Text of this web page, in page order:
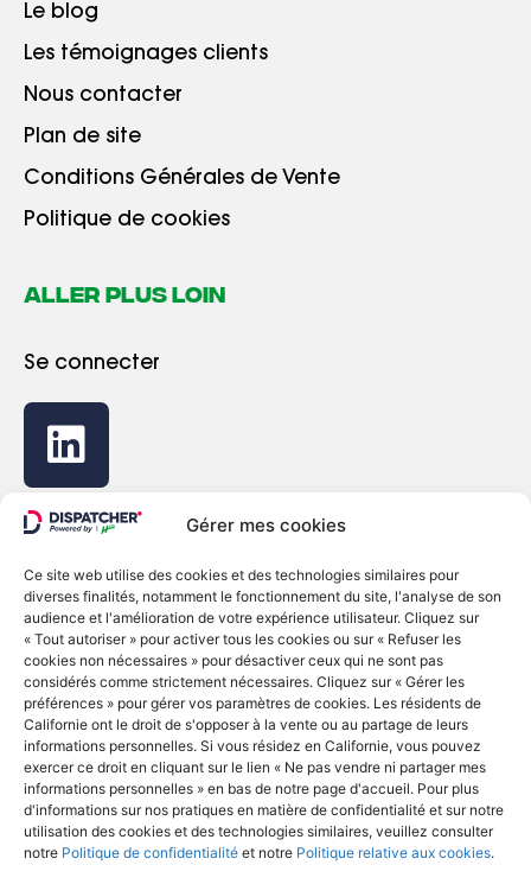
Gérer mes cookies
Ce site web utilise des cookies et des technologies similaires pour
diverses finalités, notamment le fonctionnement du site, l'analyse de son
audience et l'amélioration de votre expérience utilisateur. Cliquez sur
« Tout autoriser » pour activer tous les cookies ou sur « Refuser les
cookies non nécessaires » pour désactiver ceux qui ne sont pas
considérés comme strictement nécessaires. Cliquez sur « Gérer les
préférences » pour gérer vos paramètres de cookies. Les résidents de
Californie ont le droit de s'opposer à la vente ou au partage de leurs
informations personnelles. Si vous résidez en Californie, vous pouvez
exercer ce droit en cliquant sur le lien « Ne pas vendre ni partager mes
informations personnelles » en bas de notre page d'accueil. Pour plus
d'informations sur nos pratiques en matière de confidentialité et sur notre
utilisation des cookies et des technologies similaires, veuillez consulter
notre Politique de confidentialité et notre Politique relative aux cookies.
Le blog
Les témoignages clients
Nous contacter
Plan de site
Conditions Générales de Vente
Politique de cookies
ALLER PLUS LOIN
Se connecter
© Copyright 2022 - Dispatcher
Politique de confidentialité
Politique relative aux cookies
Ne vendez ni ne partagez mes informations
personnelles
English Français Deutsch